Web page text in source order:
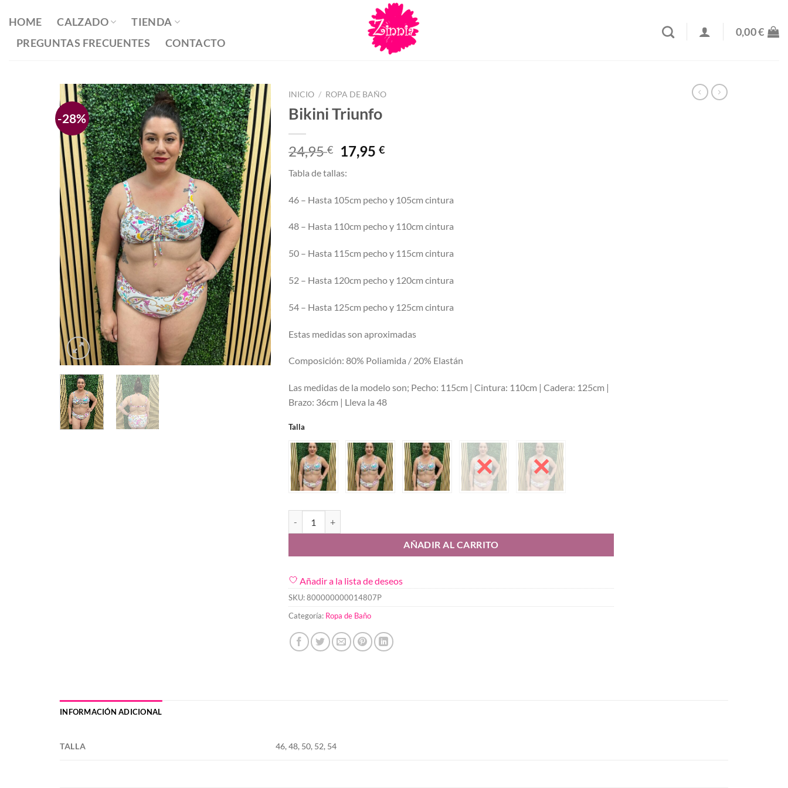
HOME CALZADO
TIENDA
PREGUNTAS FRECUENTES
CONTACTO
0,00€
-28%
Añadir
a la
lista
de
deseos
INICIO / ROPA DE BAÑO
Bikini Triunfo
24,95€
El
precio
original
24,95 €.
17,95€El
17,95 €.
Tabla de tallas:
46 – Hasta 105cm pecho y 105cm cintura
48 – Hasta 110cm pecho y 110cm cintura
50 – Hasta 115cm pecho y 115cm cintura
52 – Hasta 120cm pecho y 120cm cintura
54 – Hasta 125cm pecho y 125cm cintura
Estas medidas son aproximadas
Composición: 80% Poliamida / 20% Elastán
Las medidas de la modelo son; Pecho: 115cm | Cintura: 110cm | Cadera: 125cm |
Brazo: 36cm | Lleva la 48
Talla
AÑADIR AL CARRITO
Añadir a la lista de deseos
SKU:800000000014807P
Categoría: Ropa de Baño
INFORMACIÓN ADICIONAL
TALLA 46, 48, 50, 52, 54